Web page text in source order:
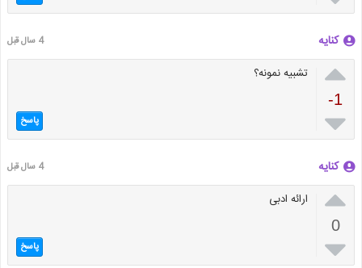
کنایه 4 سال قبل

-1

تشبیه نمونه؟
پاسخ
کنایه 4 سال قبل

0

ارائه ادبی
پاسخ